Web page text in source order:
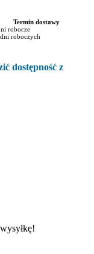
Termin dostawy
robocze
roboczych
dostępność z